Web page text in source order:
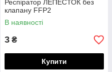
Респіратор ЛЕПЕСТОК без
клапану FFP2
В наявності
3 ₴
Купити